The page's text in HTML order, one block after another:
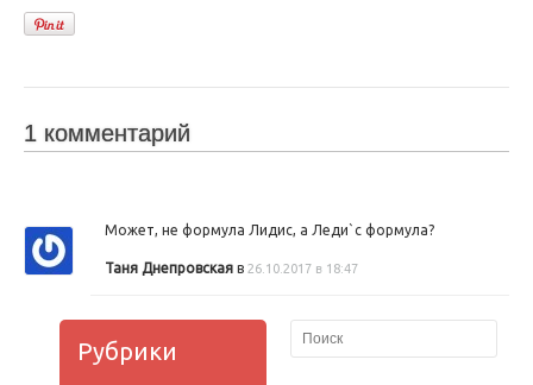
1 комментарий
Может, не формула Лидис, а Леди`с формула?
Таня Днепровская в 26.10.2017 в 18:47
Рубрики